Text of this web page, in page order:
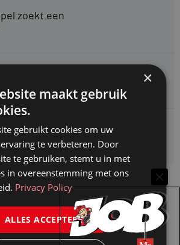
zoekt een
×
maakt gebruik
gebruikt cookies om uw
te verbeteren. Door
te gebruiken, stemt u in met
in overeenstemming met ons
Privacy Policy
ALLES ACCEPTEREN